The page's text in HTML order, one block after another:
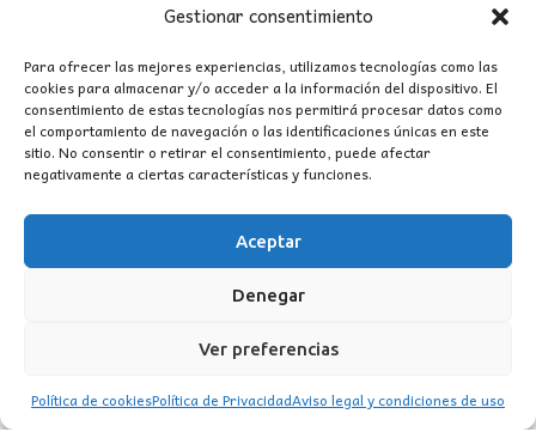
Gestionar consentimiento
Para ofrecer las mejores experiencias, utilizamos tecnologías como las
cookies para almacenar y/o acceder a la información del dispositivo. El
consentimiento de estas tecnologías nos permitirá procesar datos como
el comportamiento de navegación o las identificaciones únicas en este
sitio. No consentir o retirar el consentimiento, puede afectar
negativamente a ciertas características y funciones.
Aceptar
Denegar
Ver preferencias
Política de cookiesPolítica de PrivacidadAviso legal y condiciones de uso
CONTACTO
MI CUENTA